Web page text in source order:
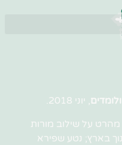
, יוני 2018.
מהרט על שילוב מורות
בארץ; נטע שפירא